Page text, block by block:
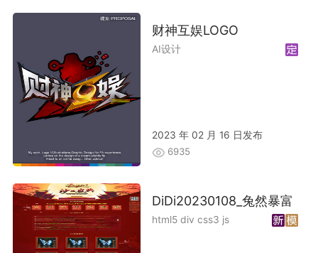
财神互娱LOGO
AI设计
2023 年 02 月 16 日发布
6935
DiDi20230108_兔然暴富
html5 div css3 js